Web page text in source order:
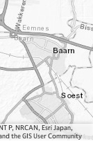
P, NRCAN, Esri Japan,
the GIS User Community